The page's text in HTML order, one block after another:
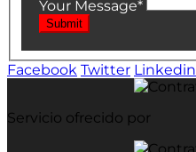
Your Message*
Submit
Facebook Twitter Linkedin
Servicio ofrecido por